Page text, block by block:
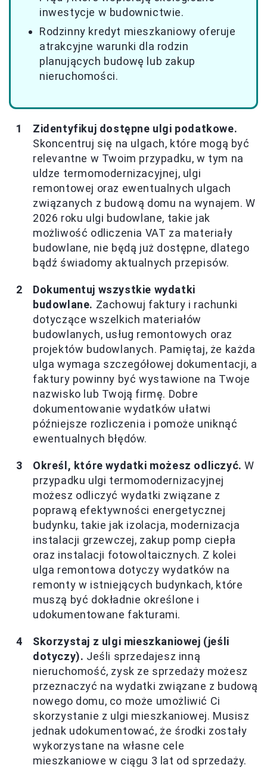
inwestycje w budownictwie.
Rodzinny kredyt mieszkaniowy oferuje
atrakcyjne warunki dla rodzin
planujących budowę lub zakup
nieruchomości.
Zidentyfikuj dostępne ulgi podatkowe.
Skoncentruj się na ulgach, które mogą być
relevantne w Twoim przypadku, w tym na
uldze termomodernizacyjnej, ulgi
remontowej oraz ewentualnych ulgach
związanych z budową domu na wynajem. W
2026 roku ulgi budowlane, takie jak
możliwość odliczenia VAT za materiały
budowlane, nie będą już dostępne, dlatego
bądź świadomy aktualnych przepisów.
Dokumentuj wszystkie wydatki
budowlane. Zachowuj faktury i rachunki
dotyczące wszelkich materiałów
budowlanych, usług remontowych oraz
projektów budowlanych. Pamiętaj, że każda
ulga wymaga szczegółowej dokumentacji, a
faktury powinny być wystawione na Twoje
nazwisko lub Twoją firmę. Dobre
dokumentowanie wydatków ułatwi
późniejsze rozliczenia i pomoże uniknąć
ewentualnych błędów.
Określ, które wydatki możesz odliczyć. W
przypadku ulgi termomodernizacyjnej
możesz odliczyć wydatki związane z
poprawą efektywności energetycznej
budynku, takie jak izolacja, modernizacja
instalacji grzewczej, zakup pomp ciepła
oraz instalacji fotowoltaicznych. Z kolei
ulga remontowa dotyczy wydatków na
remonty w istniejących budynkach, które
muszą być dokładnie określone i
udokumentowane fakturami.
Skorzystaj z ulgi mieszkaniowej (jeśli
dotyczy). Jeśli sprzedajesz inną
nieruchomość, zysk ze sprzedaży możesz
przeznaczyć na wydatki związane z budową
nowego domu, co może umożliwić Ci
skorzystanie z ulgi mieszkaniowej. Musisz
jednak udokumentować, że środki zostały
wykorzystane na własne cele
mieszkaniowe w ciągu 3 lat od sprzedaży.